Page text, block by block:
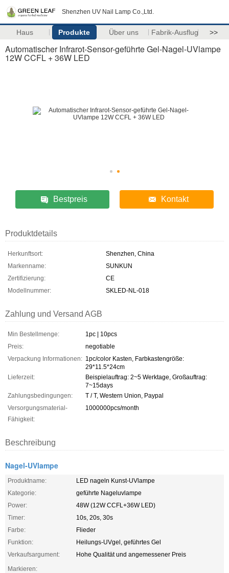
Shenzhen UV Nail Lamp Co.,Ltd.
Haus Produkte Über uns Fabrik-Ausflug >>
Automatischer Infrarot-Sensor-geführte Gel-Nagel-UVlampe
12W CCFL + 36W LED
Bestpreis Kontakt
Produktdetails
Herkunftsort:
Shenzhen, China
Markenname:
SUNKUN
Zertifizierung:
CE
Modellnummer:
SKLED-NL-018
Zahlung und Versand AGB
Min Bestellmenge:
1pc | 10pcs
Preis:
negotiable
Verpackung Informationen: 1pc/color Kasten, Farbkastengröße:
29*11.5*24cm
Lieferzeit:
Beispielauftrag: 2~5 Werktage, Großauftrag:
7~15days
Zahlungsbedingungen:
T / T, Western Union, Paypal
Versorgungsmaterial-
Fähigkeit:
1000000pcs/month
Beschreibung
Nagel-UVlampe
Produktname:
LED nageln Kunst-UVlampe
Kategorie:
geführte Nageluvlampe
Power:
48W (12W CCFL+36W LED)
Timer:
10s, 20s, 30s
Farbe:
Flieder
Funktion:
Heilungs-UVgel, geführtes Gel
Verkaufsargument:
Hohe Qualität und angemessener Preis
Markieren: